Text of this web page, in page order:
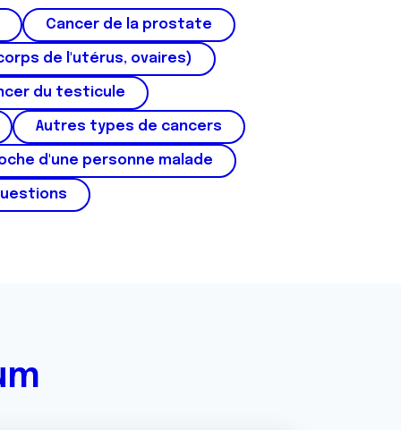
Cancer de la prostate
de l'utérus, ovaires)
du testicule
Autres types de cancers
d'une personne malade